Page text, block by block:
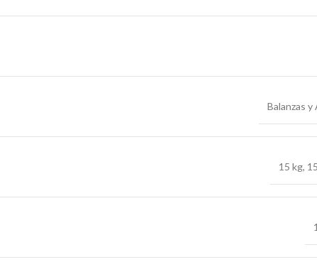
Balanzas
15 kg,